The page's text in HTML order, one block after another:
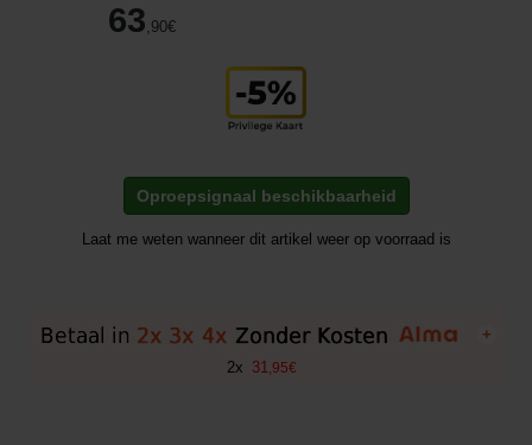
63,90€
Oproepsignaal beschikbaarheid
Laat me weten wanneer dit artikel weer op voorraad is
+
2x 31,95€